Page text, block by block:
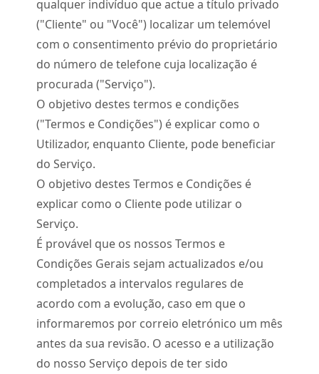
qualquer indivíduo que actue a título privado
("Cliente" ou "Você") localizar um telemóvel
com o consentimento prévio do proprietário
do número de telefone cuja localização é
procurada ("Serviço").
O objetivo destes termos e condições
("Termos e Condições") é explicar como o
Utilizador, enquanto Cliente, pode beneficiar
do Serviço.
O objetivo destes Termos e Condições é
explicar como o Cliente pode utilizar o
Serviço.
É provável que os nossos Termos e
Condições Gerais sejam actualizados e/ou
completados a intervalos regulares de
acordo com a evolução, caso em que o
informaremos por correio eletrónico um mês
antes da sua revisão. O acesso e a utilização
do nosso Serviço depois de ter sido